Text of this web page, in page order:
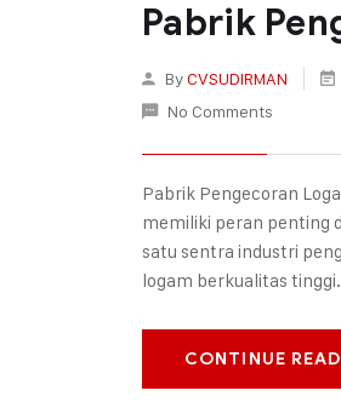
Pabrik
ByCVSUDIRMAN
No Comments
Pabrik Pengecoran
memiliki peran penting
satu sentra industri
logam berkualitas
CONTINUE